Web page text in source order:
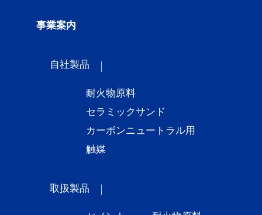
事業案内
自社製品
耐火物原料
セラミックサンド
カーボンニュートラル用
触媒
取扱製品